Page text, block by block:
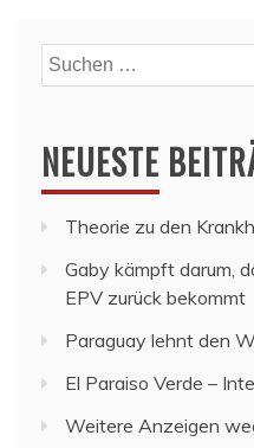
Suchen
nach:
NEUESTE
Theorie zu den
Gaby kämpft darum,
EPV zurück bekommt
Paraguay lehnt den
El Paraiso Verde –
Weitere Anzeigen